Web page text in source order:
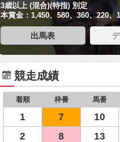
3歳以上 (混合)(特指) 別定
本賞金：1,450、580、360、220、
出馬表
競走成績
着順 枠番 馬番
1 7 10
2
8 13